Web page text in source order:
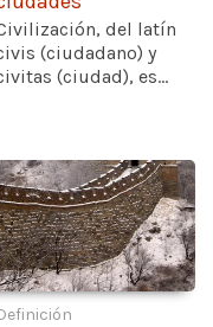
del latín
(ciudadano) y
(ciudad), es...